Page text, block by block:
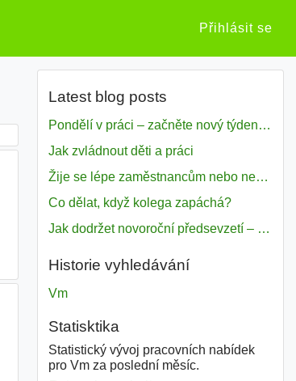
Přihlásit se
Latest blog posts
Pondělí v práci – začněte nový týden s motivací
Jak zvládnout děti a práci
Žije se lépe zaměstnancům nebo nezavislým pracovníkům
Co dělat, když kolega zapáchá?
Jak dodržet novoroční předsevzetí – naše tipy pro dobrý začátek roku 2018
Historie vyhledávání
Vm
Statisktika
Statistický vývoj pracovních nabídek
pro Vm za poslední měsíc.